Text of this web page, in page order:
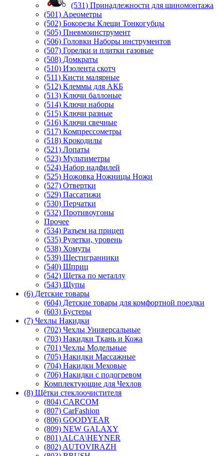
(531) Принадлежности для шиномонтажа
(501) Ареометры
(502) Бокорезы Клещи Тонкогубцы
(505) Пневмоинструмент
(506) Головки Наборы инструментов
(507) Горелки и плитки газовые
(508) Домкраты
(510) Изолента скотч
(511) Кисти малярные
(512) Клеммы для АКБ
(513) Ключи баллоные
(514) Ключи наборы
(515) Ключи разные
(516) Ключи свечные
(517) Компрессометры
(518) Крокодилы
(521) Лопаты
(523) Мультиметры
(524) Набор надфилей
(525) Ножовка Ножницы Ножи
(527) Отвертки
(529) Пассатижи
(530) Перчатки
(532) Противоугоны
Прочее
(534) Разъем на прицеп
(535) Рулетки, уровень
(538) Хомуты
(539) Шестигранники
(540) Шприц
(542) Щетка по металлу
(543) Щупы
(6) Детские товары
(604) Детские товары для комфортной поездки
(603) Бустеры
(7) Чехлы Накидки
(702) Чехлы Универсальные
(703) Накидки Ткань и Кожа
(701) Чехлы Модельные
(705) Накидки Массажные
(704) Накидки Меховые
(706) Накидки с подогревом
Комплектующие для Чехлов
(8) Щётки стеклоочистителя
(804) CARCOM
(807) CarFashion
(806) GOODYEAR
(809) NEW GALAXY
(801) ALCA\HEYNER
(802) AUTOVIRAZH